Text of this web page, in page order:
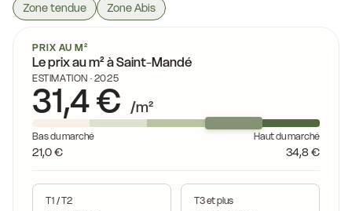
Zone tendue
Zone Abis
PRIX AU M²
Le prix au m² à Saint-Mandé
ESTIMATION · 2025
31,4 € /m²
Bas du marché
21,0 €
Haut du marché
34,8 €
T1 / T2 T3 et plus